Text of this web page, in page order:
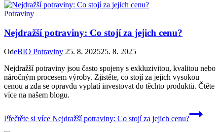
Potraviny
Nejdražší potraviny: Co stojí za jejich cenu?
OdeBIO Potraviny 25. 8. 202525. 8. 2025
Nejdražší potraviny jsou často spojeny s exkluzivitou, kvalitou nebo
náročným procesem výroby. Zjistěte, co stojí za jejich vysokou
cenou a zda se opravdu vyplatí investovat do těchto produktů. Čtěte
více na našem blogu.
Přečtěte si více Nejdražší potraviny: Co stojí za jejich cenu?